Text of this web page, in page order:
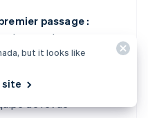
passage :
de noter les
critères définis avant
afin que les
pas l’analyse.
de revue
but it looks like
site